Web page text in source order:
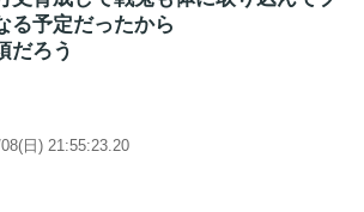
る予定だったから
だろう
08(日) 21:55:23.20